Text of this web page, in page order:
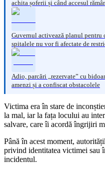
achita șoferii și când accesul
Guvernul activează planul pentru
spitalele nu vor fi afectate de
Adio, parcări „rezervate” cu
amenzi și a confiscat obstacolele
Victima era în stare de
la mal, iar la fața locului au
salvare, care îi acordă îngrijiri
Până în acest moment,
privind identitatea victimei sau
incidentul.